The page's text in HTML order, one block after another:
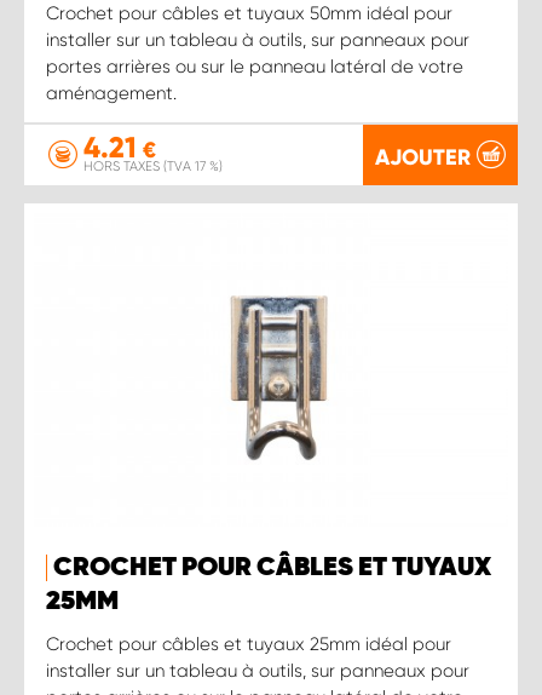
Crochet pour câbles et tuyaux 50mm idéal pour
installer sur un tableau à outils, sur panneaux pour
portes arrières ou sur le panneau latéral de votre
aménagement.
4.21 €
HORS TAXES (TVA 17 %) AJOUTER
CROCHET POUR CÂBLES ET TUYAUX
25MM
Crochet pour câbles et tuyaux 25mm idéal pour
installer sur un tableau à outils, sur panneaux pour